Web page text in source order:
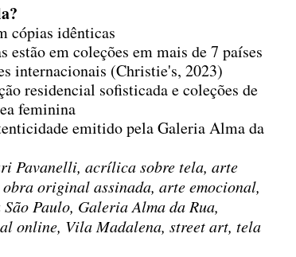
cópias idênticas
estão em coleções em mais de 7 países
internacionais (Christie's, 2023)
residencial sofisticada e coleções de
feminina
emitido pela Galeria Alma da
Pavanelli, acrílica sobre tela, arte
original assinada, arte emocional,
Paulo, Galeria Alma da Rua,
online, Vila Madalena, street art, tela